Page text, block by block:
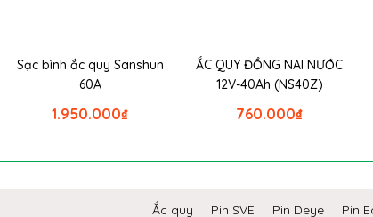
Sạc bình ắc quy Sanshun
60A
₫
1.950.000
ẮC QUY ĐỒNG NAI NƯỚC
12V-40Ah (NS40Z)
₫
760.000
Ắc quy Pin SVE Pin Deye Pin